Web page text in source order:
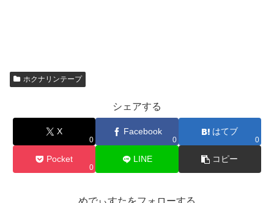
ホクナリンテープ
シェアする
X
0
Facebook
0
はてブ
0
Pocket
0
LINE コピー